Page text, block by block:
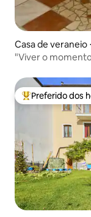
Casa de veraneio
"Viver o
Entre os
Preferido dos